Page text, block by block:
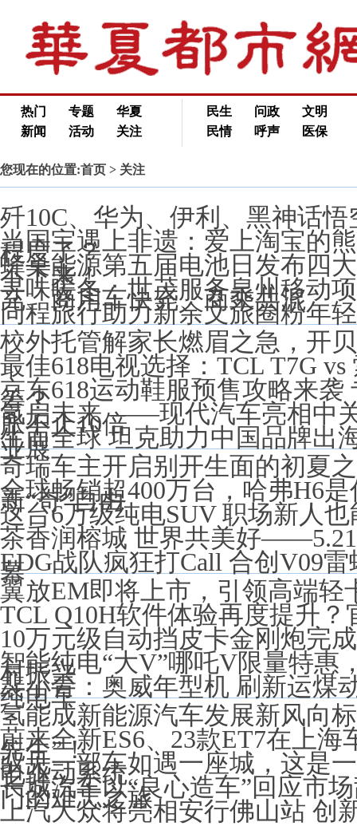
热门 专题
华夏
新闻
活动 关注
民生 问政
文明
民情
呼声 医保
您现在的位置:首页 > 关注
歼10C、华为、伊利、黑神话
程度了？
当国宝遇上非遗：爱上淘宝的
不下来！
蜂巢能源第五届电池日发布四
充、商用车快充、商乘共混
寻味暖冬：世茂服务泉州移动
同程旅行助力新余文旅圈粉年
校外托管解家长燃眉之急，开
最佳618电视选择：TCL T7G
筹？
京东618运动鞋服预售攻略来
胀不止10倍
氢启未来 ——现代汽车亮相中
业展
生而全球 坦克助力中国品牌出
奇瑞车主开启别开生面的初夏
新“奇”自由
全球畅销超400万台，哈弗H6
这台6万级纯电SUV 职场新人
茶香润榕城 世界共美好
幕
EDG战队疯狂打Call 合创V09
翼放EM即将上市，引领高端轻
TCL Q10H软件体验再度提升
10万元级自动挡皮卡金刚炮完
村振兴
智能纯电“大V”哪吒V限量特惠
纯电车
裴小青：奥威年型机 刷新运煤
氢能成新能源汽车发展新风向
先生”！
蔚来全新ES6、23款ET7在上
电驱动系统
驭见一部车如遇一座城，这是
门的难忘之旅
长城汽车以“良心造车”回应市
上汽大众将亮相安行佛山站 创